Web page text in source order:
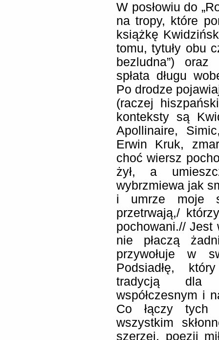
W posłowiu do
na tropy, które
książkę
tomu, tytuły obu
bezludna”)
spłata długu
Po drodze
(raczej
konteksty są
Apollinaire,
Erwin Kruk,
choć wiersz
żył, a
wybrzmiewa jak
i umrze moje
przetrwają,/
pochowani.// Jest
nie płaczą
przywołuje w
Podsiadłę,
tradycją dla
współczesnym i
Co łączy tych
wszystkim
szerzej, poezji